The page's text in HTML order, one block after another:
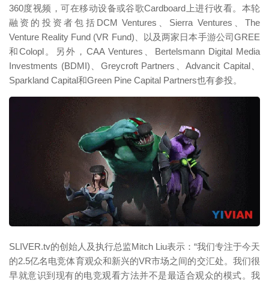
360度视频，可在移动设备或谷歌Cardboard上进行收看。本轮
融资的投资者包括DCM Ventures、Sierra Ventures、The
Venture Reality Fund (VR Fund)、以及两家日本手游公司GREE
和Colopl。另外，CAA Ventures、Bertelsmann Digital Media
Investments (BDMI)、Greycroft Partners、Advancit Capital、
Sparkland Capital和Green Pine Capital Partners也有参投。
SLIVER.tv的创始人及执行总监Mitch Liu表示：“我们专注于今天
的2.5亿名电竞体育观众和新兴的VR市场之间的交汇处。我们很
早就意识到现有的电竞观看方法并不是最适合观众的模式。我
映维网（nweon.com）